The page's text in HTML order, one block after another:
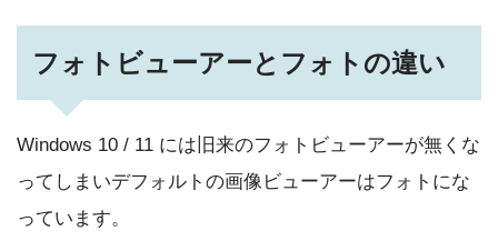
フォトビューアーとフォトの違い
Windows 10 / 11 には旧来のフォトビューアーが無くな
ってしまいデフォルトの画像ビューアーはフォトにな
っています。